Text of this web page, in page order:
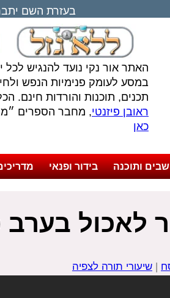
בעזרת השם
האתר אור נקי נועד להנגיש לכל
במסע לעומק פנימיות הנפש
תכנים, תוכנות והורדות חינם.
ראובן פיזנטי, מחבר הספרים
כאן
ותוכנה בידור ופנאי
לאכול
| שיעורי תורה לצפיה